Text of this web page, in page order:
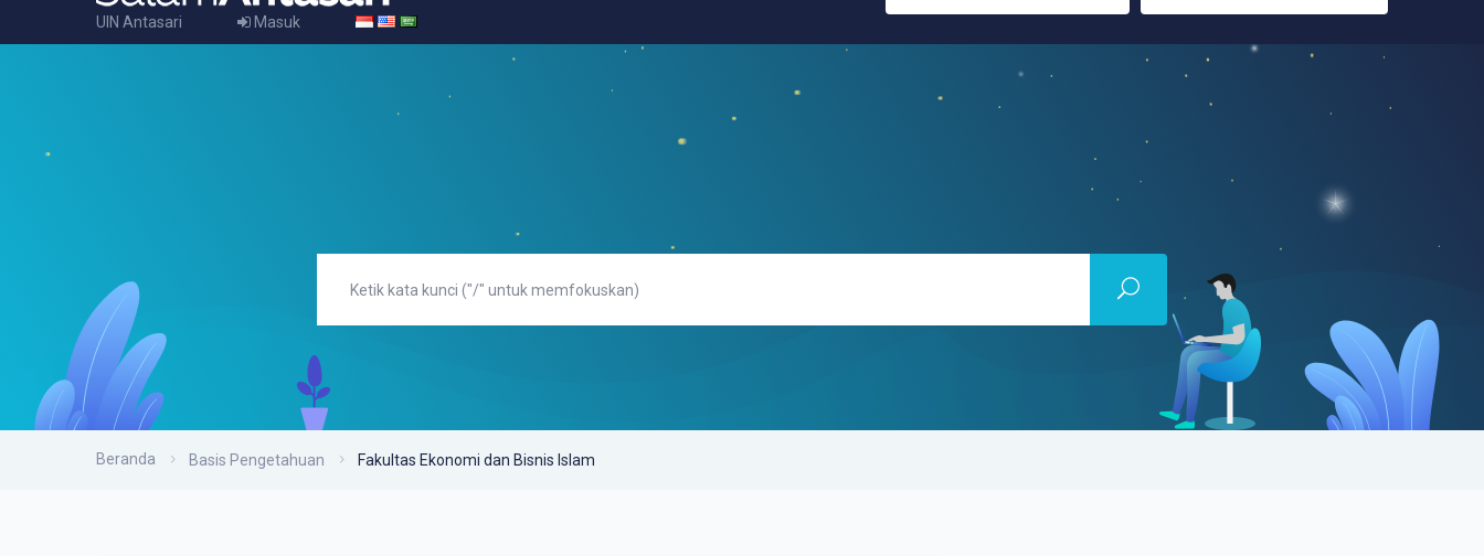
UIN Antasari Masuk
Beranda Basis Pengetahuan Fakultas Ekonomi dan Bisnis Islam